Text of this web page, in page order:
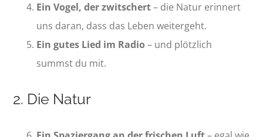
Ein Vogel, der zwitschert– die Natur erinnert
uns daran, dass das Leben weitergeht.
Ein gutes Lied im Radio – und plötzlich
summst du mit.
2. Die Natur